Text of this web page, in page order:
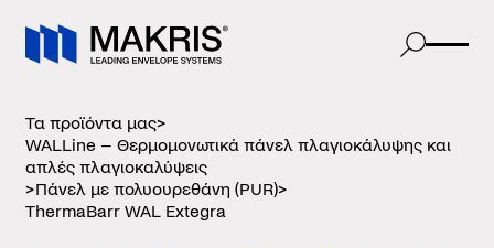
Τα προϊόντα μας>
WALLine – Θερμομονωτικά πάνελ πλαγιοκάλυψης και
απλές πλαγιοκαλύψεις
>Πάνελ με πολυουρεθάνη (PUR)>
ThermaBarr WAL Extegra